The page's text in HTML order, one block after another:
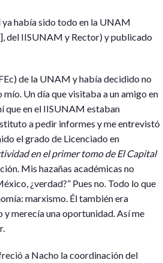
ya había sido todo en la UNAM
del IISUNAM y Rector) y publicado
de la UNAM y había decidido no
Un día que visitaba a un amigo en
que en el IISUNAM estaban
a pedir informes y me entrevistó
el grado de Licenciado en
en el primer tomo de El Capital
Mis hazañas académicas no
¿verdad?” Pues no. Todo lo que
marxismo. Él también era
y merecía una oportunidad. Así me
a Nacho la coordinación del